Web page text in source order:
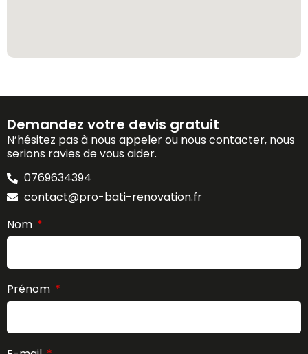
Demandez votre devis gratuit
N’hésitez pas à nous appeler ou nous contacter, nous
serions ravies de vous aider.
0769634394
contact@pro-bati-renovation.fr
Nom
Prénom